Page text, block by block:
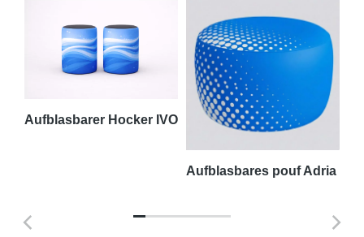
Aufblasbarer Hocker IVO
Aufblasbares pouf Adria